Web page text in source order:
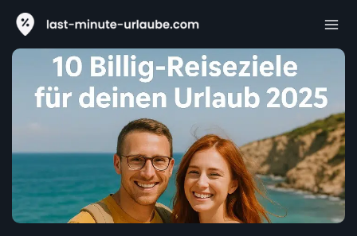
Zum
Inhalt
springen